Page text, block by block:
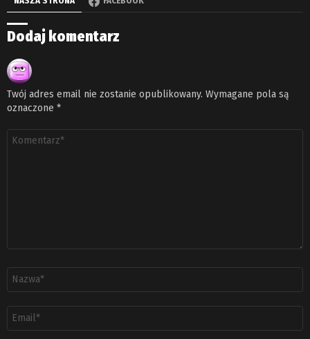
Dodaj komentarz
Twój adres email nie zostanie opublikowany. Wymagane pola są
oznaczone *
email
*